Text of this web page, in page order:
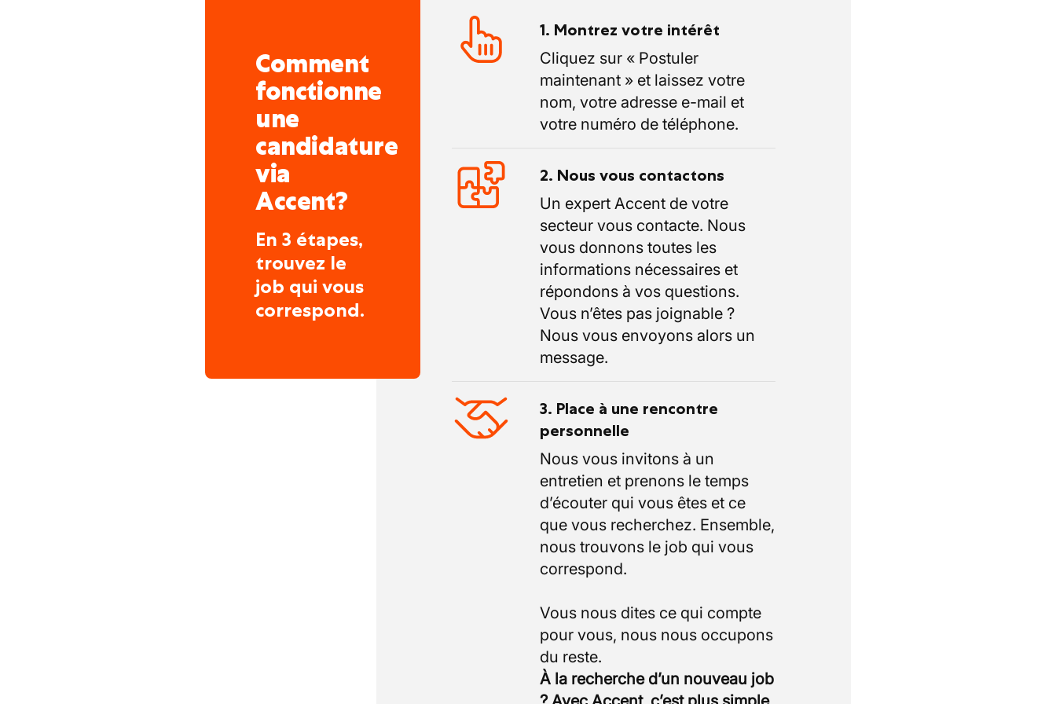
Des avantages complémentaires
Au-delà du salaire, vous rejoignez une entreprise qui mise sur la
qualité du travail et le bien-être de son équipe.
Vous travaillez dans un atelier moderne équipé de machines
CNC performantes et d'un robot d'usinage.
Vous participez à des projets haut de gamme et sur mesure, loin
de la production en série.
Vous évoluez dans une entreprise à taille humaine où chaque
collaborateur compte réellement.
Vous intégrez une société dont le carnet de commandes est
assuré sur plusieurs mois, offrant une vraie stabilité.
Comment
fonctionne
une
candidature
via
Accent?
En 3 étapes,
trouvez le
job qui vous
correspond.
1. Montrez votre intérêt
Cliquez sur « Postuler
maintenant » et laissez votre
nom, votre adresse e-mail et
votre numéro de téléphone.
2. Nous vous contactons
Un expert Accent de votre
secteur vous contacte. Nous
vous donnons toutes les
informations nécessaires et
répondons à vos questions.
Vous n’êtes pas joignable ?
Nous vous envoyons alors un
message.
3. Place à une rencontre
personnelle
Nous vous invitons à un
entretien et prenons le temps
d’écouter qui vous êtes et ce
que vous recherchez. Ensemble,
nous trouvons le job qui vous
correspond.
Vous nous dites ce qui compte
pour vous, nous nous occupons
À la recherche d’un nouveau job